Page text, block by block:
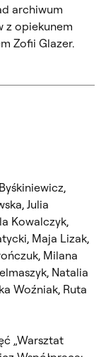
archiwum
z opiekunem
Zofii Glazer.
Julia
Kowalczyk,
Maja Lizak,
Milana
Natalia
Woźniak, Ruta
„Warsztat